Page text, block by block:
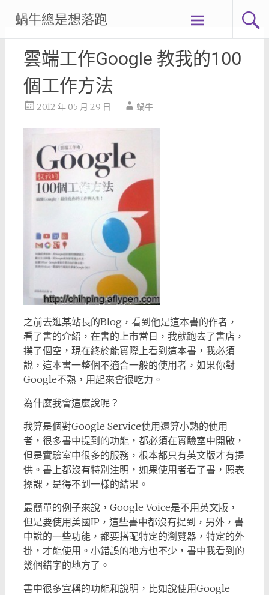
content
蝸牛總是想落跑
雲端工作Google 教我的100
個工作方法
2012 年 05 月 29 日 蝸牛
之前去逛某站長的Blog，看到他是這本書的作者，
看了書的介紹，在書的上市當日，我就跑去了書店，
撲了個空，現在終於能實際上看到這本書，我必須
說，這本書一整個不適合一般的使用者，如果你對
Google不熟，用起來會很吃力。
為什麼我會這麼說呢？
我算是個對Google Service使用還算小熟的使用
者，很多書中提到的功能，都必須在實驗室中開啟，
但是實驗室中很多的服務，根本都只有英文版才有提
供。書上都沒有特別注明，如果使用者看了書，照表
操課，是得不到一樣的結果。
最簡單的例子來說，Google Voice是不用英文版，
但是要使用美國IP，這些書中都沒有提到，另外，書
中說的一些功能，都要搭配特定的瀏覽器，特定的外
掛，才能使用。小錯誤的地方也不少，書中我看到的
幾個錯字的地方了。
書中很多宣稱的功能和說明，比如說使用Google